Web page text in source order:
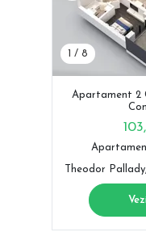
1 / 8
Apartament 2
Theodor